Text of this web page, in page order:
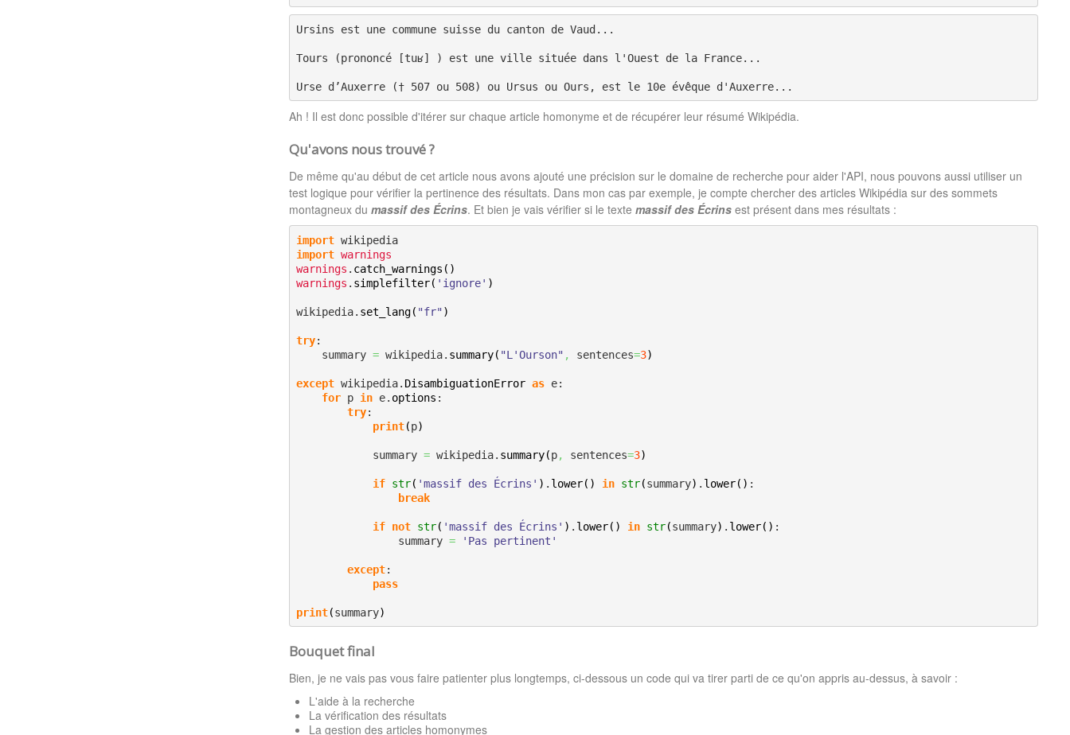
Ursins est une commune suisse du canton de Vaud...
Tours (prononcé [tuʁ] ) est une ville située dans l'Ouest de la France...
Urse d’Auxerre († 507 ou 508) ou Ursus ou Ours, est le 10e évêque d'Auxerre...
Ah ! Il est donc possible d'itérer sur chaque article homonyme et de récupérer leur résumé Wikipédia.
Qu'avons nous trouvé ?
De même qu'au début de cet article nous avons ajouté une précision sur le domaine de recherche pour aider l'API, nous pouvons aussi utiliser un
test logique pour vérifier la pertinence des résultats. Dans mon cas par exemple, je compte chercher des articles Wikipédia sur des sommets
montagneux du massif des Écrins. Et bien je vais vérifier si le texte massif des Écrinsest présent dans mes résultats :
import
import warnings
warnings . catch_warnings ( )
warnings . simplefilter( 'ignore' )
wikipedia. set_lang( "fr")
try:
    summary
= wikipedia. summary( "L'Ourson" , sentences=3)
except wikipedia. DisambiguationError as e:
for p in e. options :
try:
print(p)
            summary
= wikipedia. summary(p, sentences=3)
if str( 'massif des Écrins' ) . lower( ) in str(summary) . lower( ) :
break
if not str( 'massif des Écrins' ) . lower( ) in str(summary) . lower( ) :
                summary
= 'Pas pertinent'
except:
pass
print(summary)
Bouquet final
Bien, je ne vais pas vous faire patienter plus longtemps, ci-dessous un code qui va tirer parti de ce qu'on appris au-dessus, à savoir :
L'aide à la recherche
La vérification des résultats
La gestion des articles homonymes